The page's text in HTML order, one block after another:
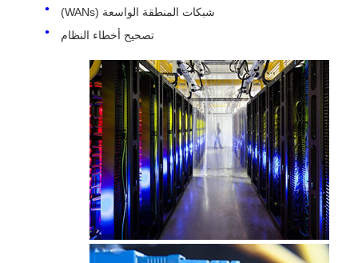
شبكات المنطقة الواسعة (WANs)
تصحيح أخطاء النظام